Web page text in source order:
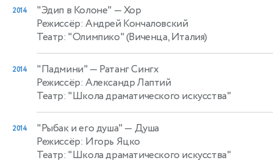
2014 "Эдип в Колоне" — Хор
Режиссёр: Андрей Кончаловский
Театр: "Олимпико" (Виченца, Италия)
2014 "Падмини" — Ратанг Сингх
Режиссёр: Александр Лаптий
Театр: "Школа драматического искусства"
2014 "Рыбак и его душа" — Душа
Режиссёр: Игорь Яцко
Театр: "Школа драматического искусства"